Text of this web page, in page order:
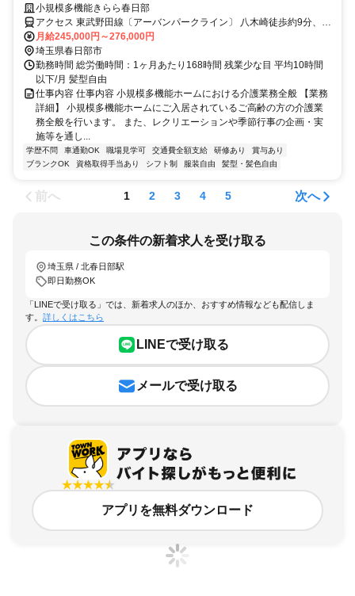
小規模多機能きらら春日部
アクセス 東武野田線〔アーバンパークライン〕 八木崎徒歩約9分、東
武伊勢崎線〔スカイツリーライン〕 北春日部西口徒歩約14分、東武
野田線〔アーバンパークライン〕 春日部東口徒歩約17分
月給245,000円～276,000円
埼玉県春日部市
勤務時間 総労働時間：1ヶ月あたり168時間 残業少な目 平均10時間
以下/月 髪型自由
仕事内容 仕事内容 小規模多機能ホームにおける介護業務全般 【業務
詳細】 小規模多機能ホームにご入居されているご高齢の方の介護業
務全般を行います。 また、レクリエーションや季節行事の企画・実
施等を通し...
学歴不問 車通勤OK 職場見学可 交通費全額支給 研修あり
賞与あり
ブランクOK
資格取得手当あり シフト制 服装自由 髪型・髪色自由
前へ 1 2 3 4 5 次へ
この条件の新着求人を受け取る
埼玉県 / 北春日部駅
即日勤務OK
「LINEで受け取る」では、新着求人のほか、おすすめ情報なども配信しま
す。 詳しくはこちら
LINEで受け取る
メールで受け取る
アプリを無料ダウンロード